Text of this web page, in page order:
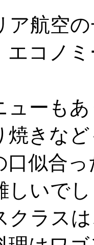
ア航空
エコノ
ューも
焼きな
口似合
しいでし
クラス